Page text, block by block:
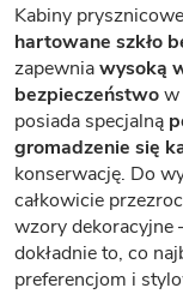
Kabiny
hartowane szkło
zapewniawysoką
bezpieczeństwow
posiada specjalną
gromadzenie się
konserwację. Do
całkowicie
wzory dekoracyjne
dokładnie to, co
preferencjom i